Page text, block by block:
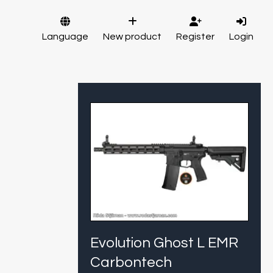
Language New product Register Login
Evolution Ghost L EMR
Carbontech